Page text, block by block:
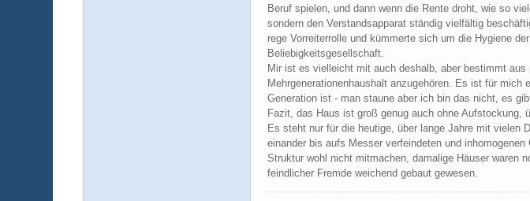
Beruf spielen, und dann wenn die Rente droht, wie so
sondern den Verstandsapparat ständig vielfältig
rege Vorreiterrolle und kümmerte sich um die Hygiene
Beliebigkeitsgesellschaft.
Mir ist es vielleicht mit auch deshalb, aber bestimmt
Mehrgenerationenhaushalt anzugehören. Es ist für
Generation ist - man staune aber ich bin das nicht, es
Fazit, das Haus ist groß genug auch ohne Aufstockung,
Es steht nur für die heutige, über lange Jahre mit vielen
einander bis aufs Messer verfeindeten und
Struktur wohl nicht mitmachen, damalige Häuser waren
feindlicher Fremde weichend gebaut gewesen.